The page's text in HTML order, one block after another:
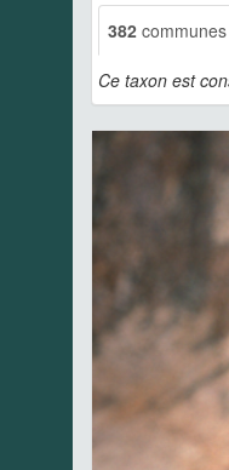
382 communes
Ce taxon est